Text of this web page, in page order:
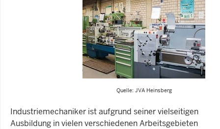
Quelle: JVA Heinsberg
Industriemechaniker ist aufgrund seiner vielseitigen
Ausbildung in vielen verschiedenen Arbeitsgebieten